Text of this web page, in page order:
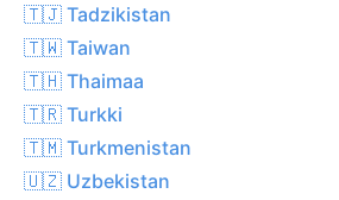
🇹🇯 Tadzikistan
🇹🇼 Taiwan
🇹🇭 Thaimaa
🇹🇷 Turkki
🇹🇲 Turkmenistan
🇺🇿 Uzbekistan